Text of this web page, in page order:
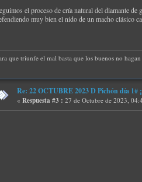
el proceso de cría natural del diamante
muy bien el nido de un macho clásico
que triunfe el mal basta que los buenos no
Re: 22 OCTUBRE 2023 D Pichón día
« Respuesta #3 : 27 de Octubre de 2023,